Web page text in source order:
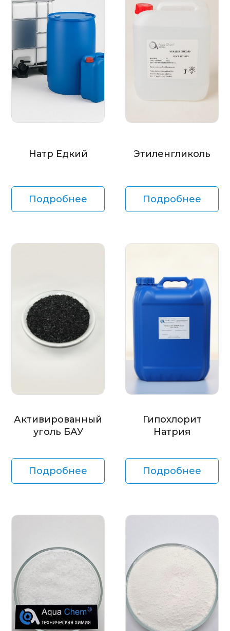
Натр Едкий
Подробнее
Этиленгликоль
Подробнее
Активированный
уголь БАУ
Подробнее
Гипохлорит
Натрия
Подробнее